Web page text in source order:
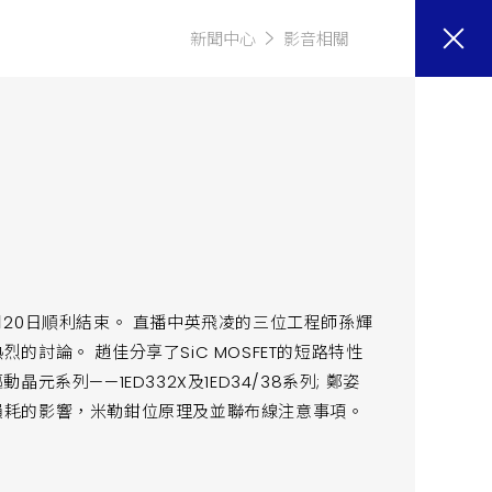
新聞中心 影音相關
日順利結束。 直播中英飛凌的三位工程師孫輝
的討論。 趙佳分享了SiC MOSFET的短路特性
晶元系列——1ED332X及1ED34/38系列; 鄭姿
的影響，米勒鉗位原理及並聯布線注意事項。